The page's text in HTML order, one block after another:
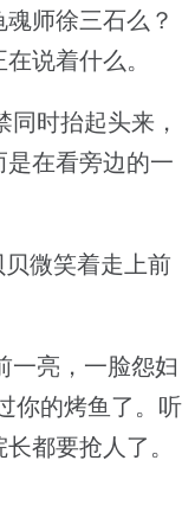
师徐三石么？
说着什么。
时抬起头来，
在看旁边的一
微笑着走上前
亮，一脸怨妇
你的烤鱼了。听
都要抢人了。